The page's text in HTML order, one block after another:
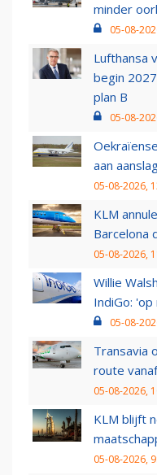
minder
05-08-
Lufthansa
begin
plan B
05-08-
aan
05-08-2026,
KLM
Barcelona
05-08-2026,
Willie
IndiGo:
05-08-
Transavia
route
05-08-2026,
KLM blijft
05-08-2026,